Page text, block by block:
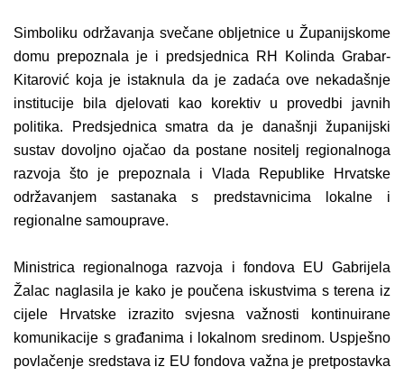
Simboliku održavanja svečane obljetnice u Županijskome
domu prepoznala je i predsjednica RH
Kolinda Grabar-
Kitarović koja je istaknula da je zadaća ove nekadašnje
institucije bila djelovati kao korektiv u provedbi javnih
politika. Predsjednica smatra da je današnji županijski
sustav dovoljno ojačao da postane nositelj regionalnoga
razvoja što je prepoznala i Vlada Republike Hrvatske
održavanjem sastanaka s predstavnicima lokalne i
regionalne samouprave.
Ministrica regionalnoga razvoja i fondova EU Gabrijela
Žalac naglasila je kako je poučena iskustvima s terena iz
cijele Hrvatske izrazito svjesna važnosti kontinuirane
komunikacije s građanima i lokalnom sredinom. Uspješno
povlačenje sredstava iz EU fondova važna je pretpostavka